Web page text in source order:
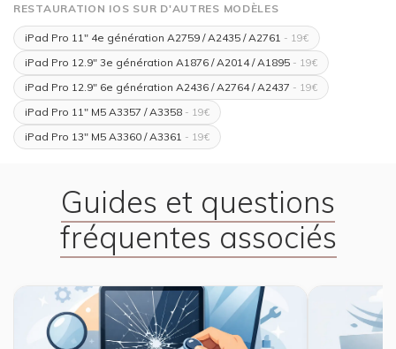
RESTAURATION IOS SUR D'AUTRES MODÈLES
iPad Pro 11" 4e génération A2759 / A2435 / A2761 - 19€
iPad Pro 12.9" 3e génération A1876 / A2014 / A1895 - 19€
iPad Pro 12.9" 6e génération A2436 / A2764 / A2437 - 19€
iPad Pro 11" M5 A3357 / A3358 - 19€
iPad Pro 13" M5 A3360 / A3361 - 19€
Guides et questions
fréquentes associés